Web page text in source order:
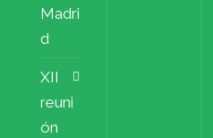
Madri
d
XII
reuni
ón